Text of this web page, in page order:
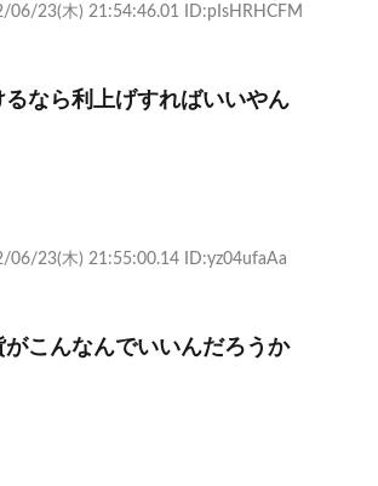
06/23(木) 21:54:46.01 ID:pIsHRHCFM
なら利上げすればいいやん
06/23(木) 21:55:00.14 ID:yz04ufaAa
こんなんでいいんだろうか